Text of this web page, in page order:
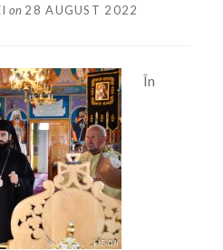
on 28 AUGUST 2022
În